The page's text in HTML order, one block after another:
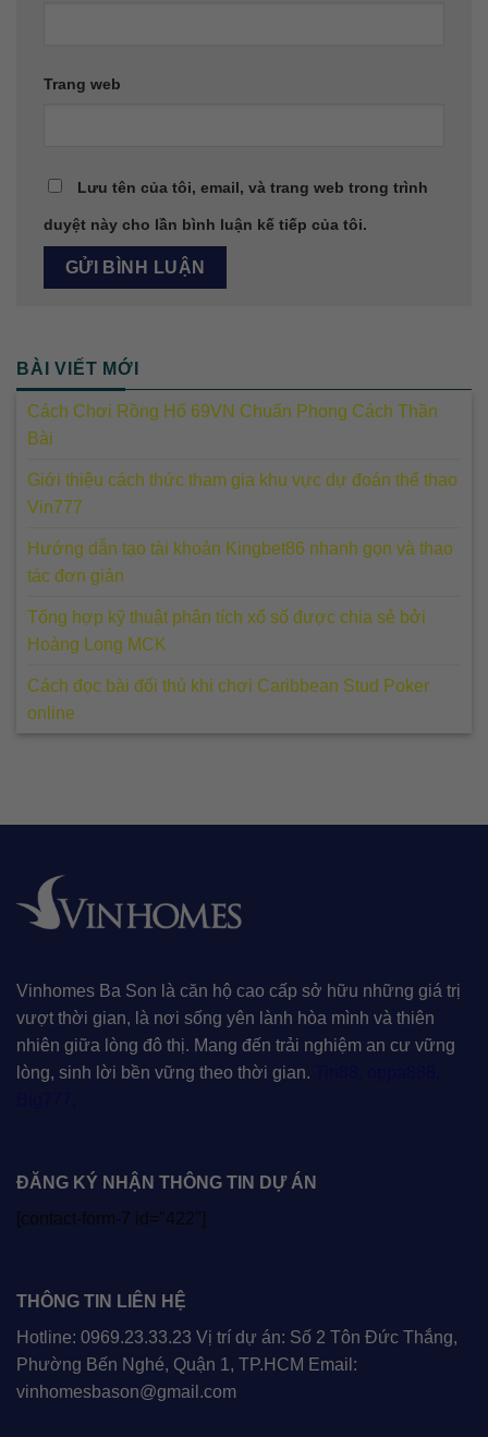
Trang web
Lưu tên của tôi, email, và trang web trong trình
duyệt này cho lần bình luận kế tiếp của tôi.
BÀI VIẾT MỚI
Cách Chơi Rồng Hổ 69VN Chuẩn Phong Cách Thần
Bài
Giới thiệu cách thức tham gia khu vực dự đoán thể thao
Vin777
Hướng dẫn tạo tài khoản Kingbet86 nhanh gọn và thao
tác đơn giản
Tổng hợp kỹ thuật phân tích xổ số được chia sẻ bởi
Hoàng Long MCK
Cách đọc bài đối thủ khi chơi Caribbean Stud Poker
online
Vinhomes Ba Son là căn hộ cao cấp sở hữu những giá trị
vượt thời gian, là nơi sống yên lành hòa mình và thiên
nhiên giữa lòng đô thị. Mang đến trải nghiệm an cư vững
lòng, sinh lời bền vững theo thời gian.
ĐĂNG KÝ NHẬN THÔNG TIN DỰ ÁN
[contact-form-7 id="422"]
THÔNG TIN LIÊN HỆ
Hotline: 0969.23.33.23 Vị trí dự án: Số 2 Tôn Đức Thắng,
Phường Bến Nghé, Quận 1, TP.HCM Email:
vinhomesbason@gmail.com